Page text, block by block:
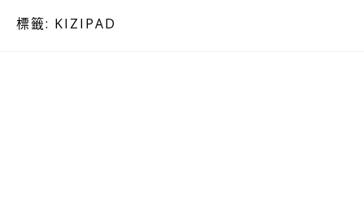
標籤: KIZIPAD